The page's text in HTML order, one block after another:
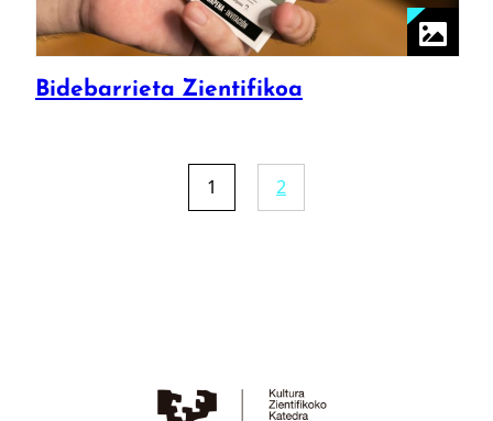
Bidebarrieta Zientifikoa
1 2